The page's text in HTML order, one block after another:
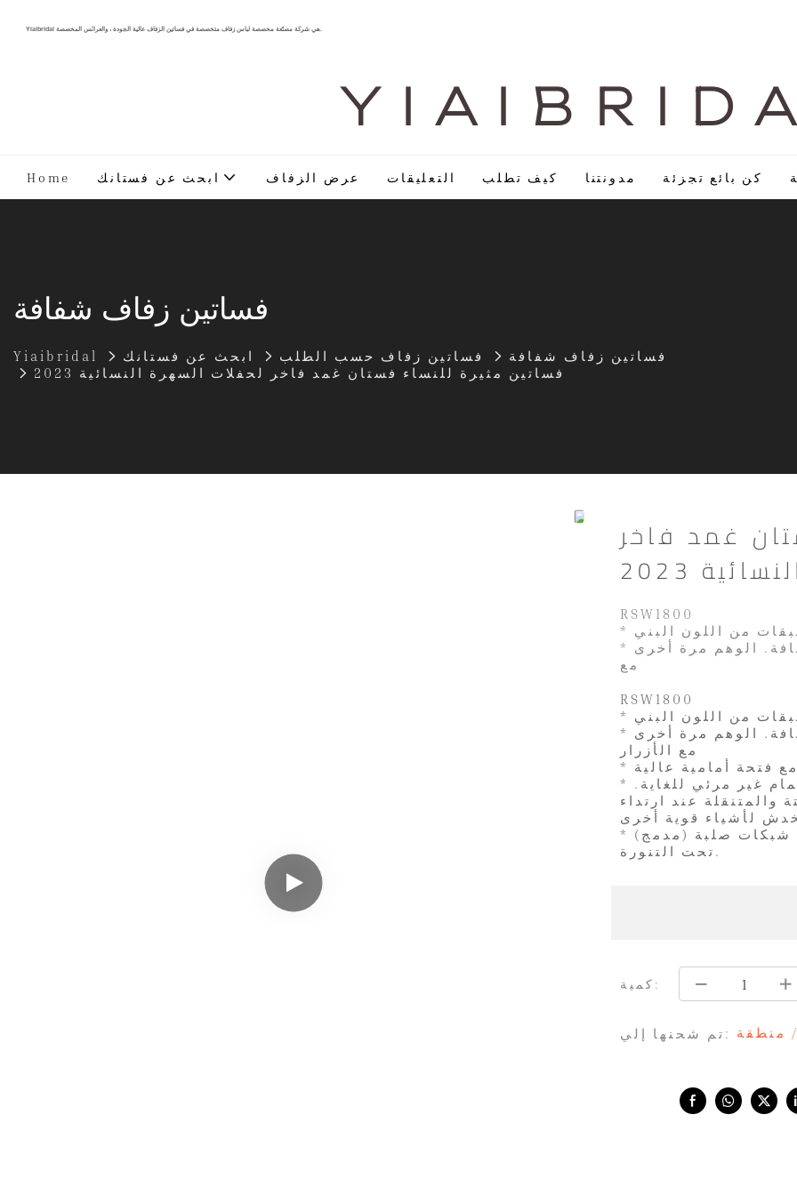
Yiaibridal هي شركة مصنّعة مخصصة لباس زفاف متخصصة في فساتين الزفاف عالية الجودة ، والعرائس المخصصة.
Y I A I B R I D
Home ابحث عن فستانك عرض الزفاف التعليقات كيف تطلب مدونتنا كن بائع تجزئة
فساتين زفاف شفافة
Yiaibridal ابحث عن فستانك فساتين زفاف حسب الطلب
فساتين زفاف شفافة
فساتين مثيرة للنساء فستان غمد فاخر لحفلات السهرة النسائية 2023
غمد فاخر
2023
RSW1800
من اللون البني
* الجسم العلوي: بطانة من التول البني نصف شفافة. الوهم مرة أخرى
مع
RSW1800
من اللون البني
* الجسم العلوي: بطانة من التول البني نصف شفافة. الوهم مرة أخرى
مع الأزرار
فتحة أمامية عالية
* تنبيه: التول الوهمي يمكن أن يجعل نسيج الأكمام غير مرئي للغاية.
عند ارتداء
* (مدمج) التنورة الداخلية: هذا الفستان لا يحتوي على شبكات صلبة
تحت التنورة.
كمية:
تم شحنها إلي: / منطقة